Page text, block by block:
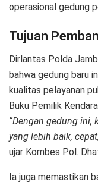
operasional gedung
Tujuan
Dirlantas Polda
bahwa gedung baru
kualitas pelayanan
Buku Pemilik
“Dengan gedung ini,
yang lebih baik,
ujar Kombes Pol.
Ia juga memastikan